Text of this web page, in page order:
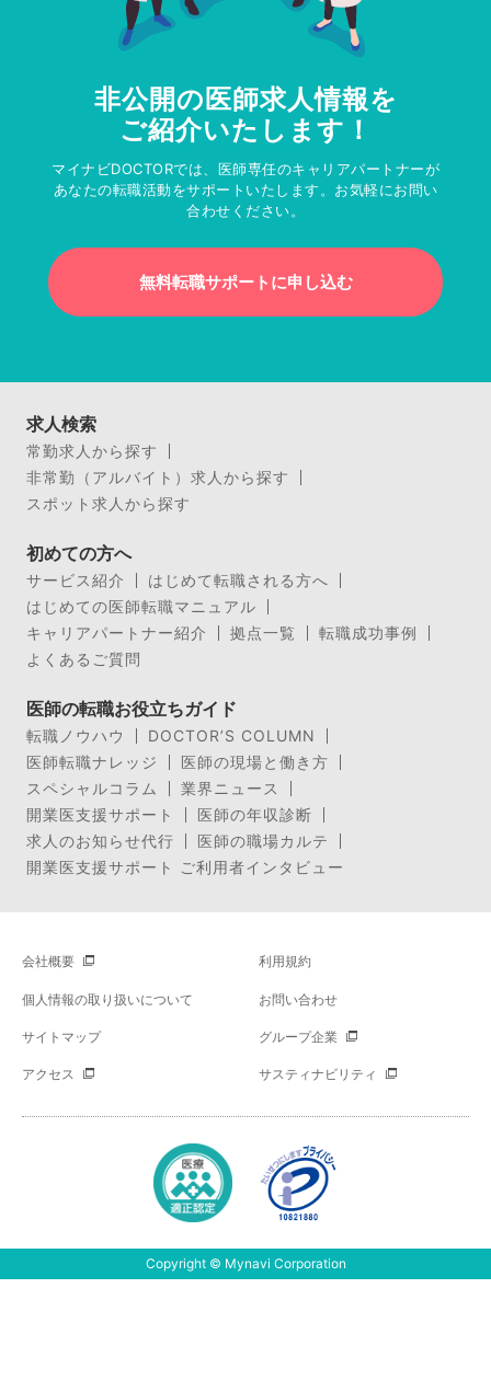
非公開の医師求人情報を
ご紹介いたします！
マイナビDOCTORでは、医師専任のキャリアパートナーが
あなたの転職活動をサポートいたします。お気軽にお問い
合わせください。
無料転職サポートに申し込む
求人検索
常勤求人から探す
非常勤（アルバイト）求人から探す
スポット求人から探す
初めての方へ
サービス紹介
はじめて転職される方へ
はじめての医師転職マニュアル
キャリアパートナー紹介
拠点一覧
転職成功事例
よくあるご質問
医師の転職お役立ちガイド
転職ノウハウ
DOCTOR’S COLUMN
医師転職ナレッジ
医師の現場と働き方
スペシャルコラム
業界ニュース
開業医支援サポート
医師の年収診断
求人のお知らせ代行
医師の職場カルテ
開業医支援サポート ご利用者インタビュー
会社概要 利用規約
個人情報の取り扱いについて お問い合わせ
サイトマップ グループ企業
アクセス サスティナビリティ
Copyright © Mynavi Corporation